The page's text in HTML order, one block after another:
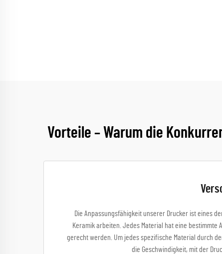
Vorteile – Warum die
Die Anpassungsfähigkeit unserer Drucker ist eines
Keramik arbeiten. Jedes Material hat eine
gerecht werden. Um jedes spezifische Material durch
die Geschwindigkeit, mit der